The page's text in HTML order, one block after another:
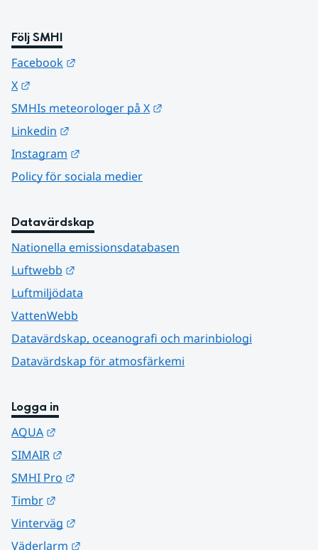
Följ SMHI
Facebook
X
SMHIs meteorologer på X
Linkedin
Instagram
Policy för sociala medier
Datavärdskap
Nationella emissionsdatabasen
Luftwebb
Luftmiljödata
VattenWebb
Datavärdskap, oceanografi och marinbiologi
Datavärdskap för atmosfärkemi
Logga in
AQUA
SIMAIR
SMHI Pro
Timbr
Vinterväg
Väderlarm